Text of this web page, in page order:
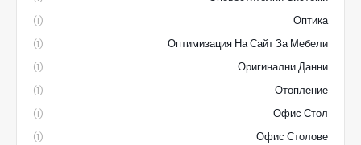
Оптика
(1)
Оптимизация На Сайт За Мебели
(1)
Оригинални Данни
(1)
Отопление
(1)
Офис Стол
(1)
Офис Столове
(1)